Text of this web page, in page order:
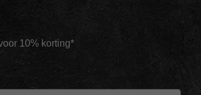
10% korting*